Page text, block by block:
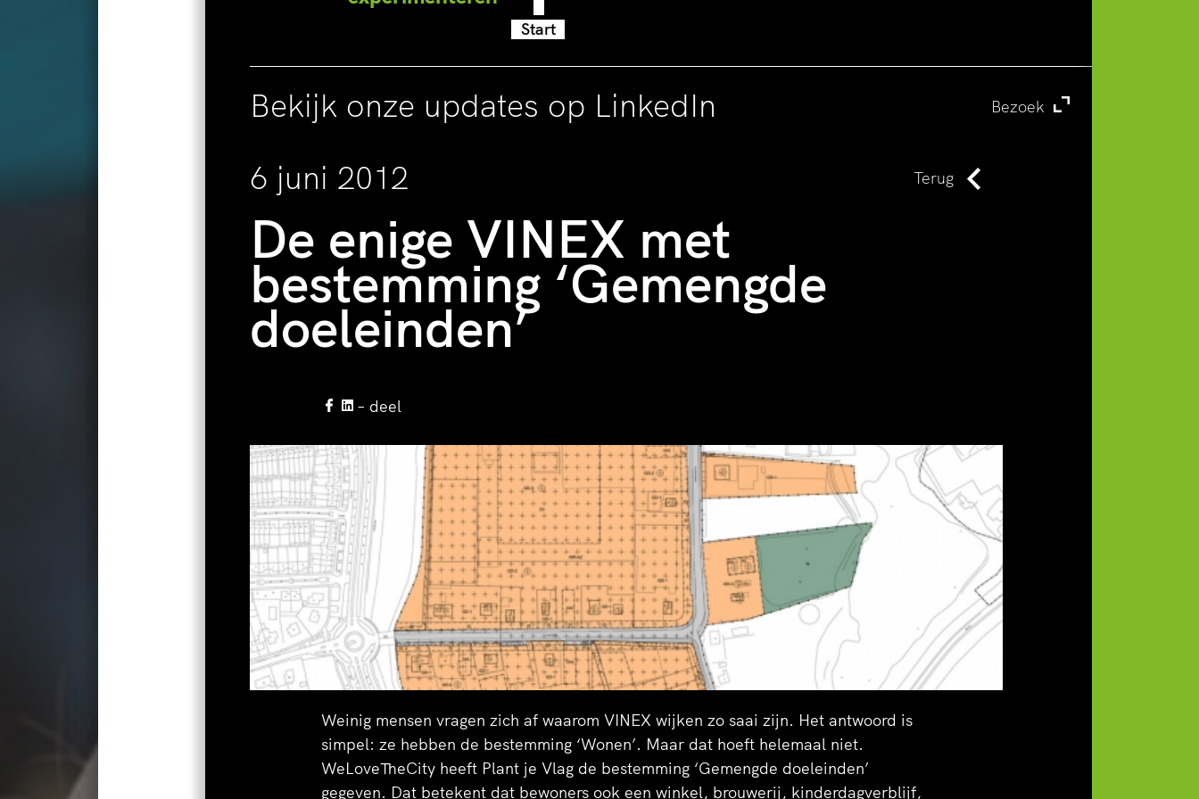
zich door nieuwe zorgconcepten die door bewoners zelf zijn geïntroduceerd. Bovendien is het
de eerste VINEX wijk met een Gemengde Doeleinden bestemming, wat betekent dat je hier een
bedrijfsverzamelgebouw, boutique hotel, yogacentrum, kinderopvang, restaurant en
buurtwinkel kan beginnen. En het beheer van de openbare ruimte? Ook dat doen ze zelf.
Start
Bekijk onze updates op LinkedIn Bezoek
6 juni 2012
De enige VINEX met
bestemming ‘Gemengde
doeleinden’
Terug
– deel
Weinig mensen vragen zich af waarom VINEX wijken zo saai zijn. Het antwoord is
simpel: ze hebben de bestemming ‘Wonen’. Maar dat hoeft helemaal niet.
WeLoveTheCity heeft Plant je Vlag de bestemming ‘Gemengde doeleinden’
gegeven. Dat betekent dat bewoners ook een winkel, brouwerij, kinderdagverblijf,